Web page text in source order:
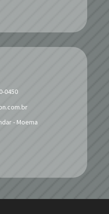
0450
- Moema